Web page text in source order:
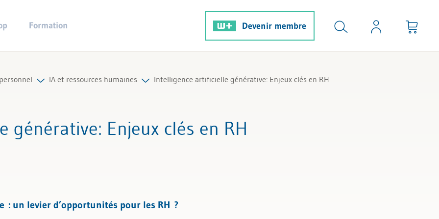
Formation Devenir membre
du personnel
humaines
IA et ressources humaines
Toutes les aides de travail
Intelligence artificielle générative: Enjeux clés en RH
générative: Enjeux clés en RH
: un levier d’opportunités pour les RH ?